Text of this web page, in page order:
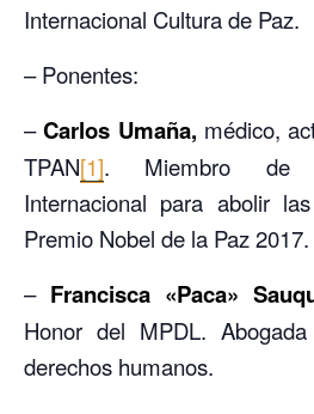
Internacional Cultura de Paz.
– Ponentes:
–Carlos Umaña, médico,
TPAN[1]. Miembro de
Internacional para abolir
Premio Nobel de la Paz 2017.
– Francisca «Paca»
Honor del MPDL.
derechos humanos.